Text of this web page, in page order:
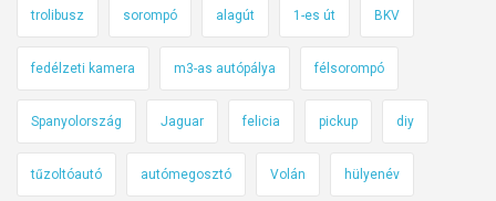
n
k
z
e
k
trolibusz sorompó alagút 1-es út BKV
fedélzeti kamera m3-as autópálya félsorompó
Spanyolország Jaguar felicia pickup diy
tűzoltóautó autómegosztó Volán hülyenév